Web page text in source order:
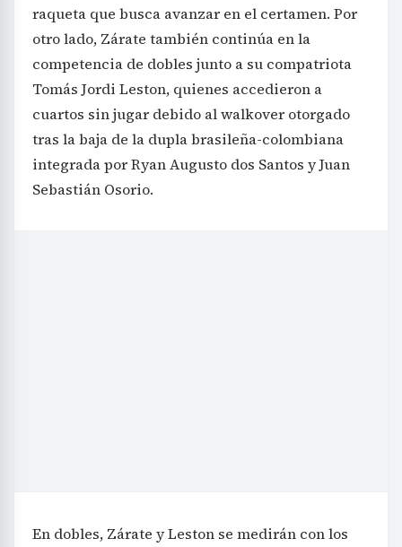
raqueta que busca avanzar en el certamen. Por
otro lado, Zárate también continúa en la
competencia de dobles junto a su compatriota
Tomás Jordi Leston, quienes accedieron a
cuartos sin jugar debido al walkover otorgado
tras la baja de la dupla brasileña-colombiana
integrada por Ryan Augusto dos Santos y Juan
Sebastián Osorio.
En dobles, Zárate y Leston se medirán con los